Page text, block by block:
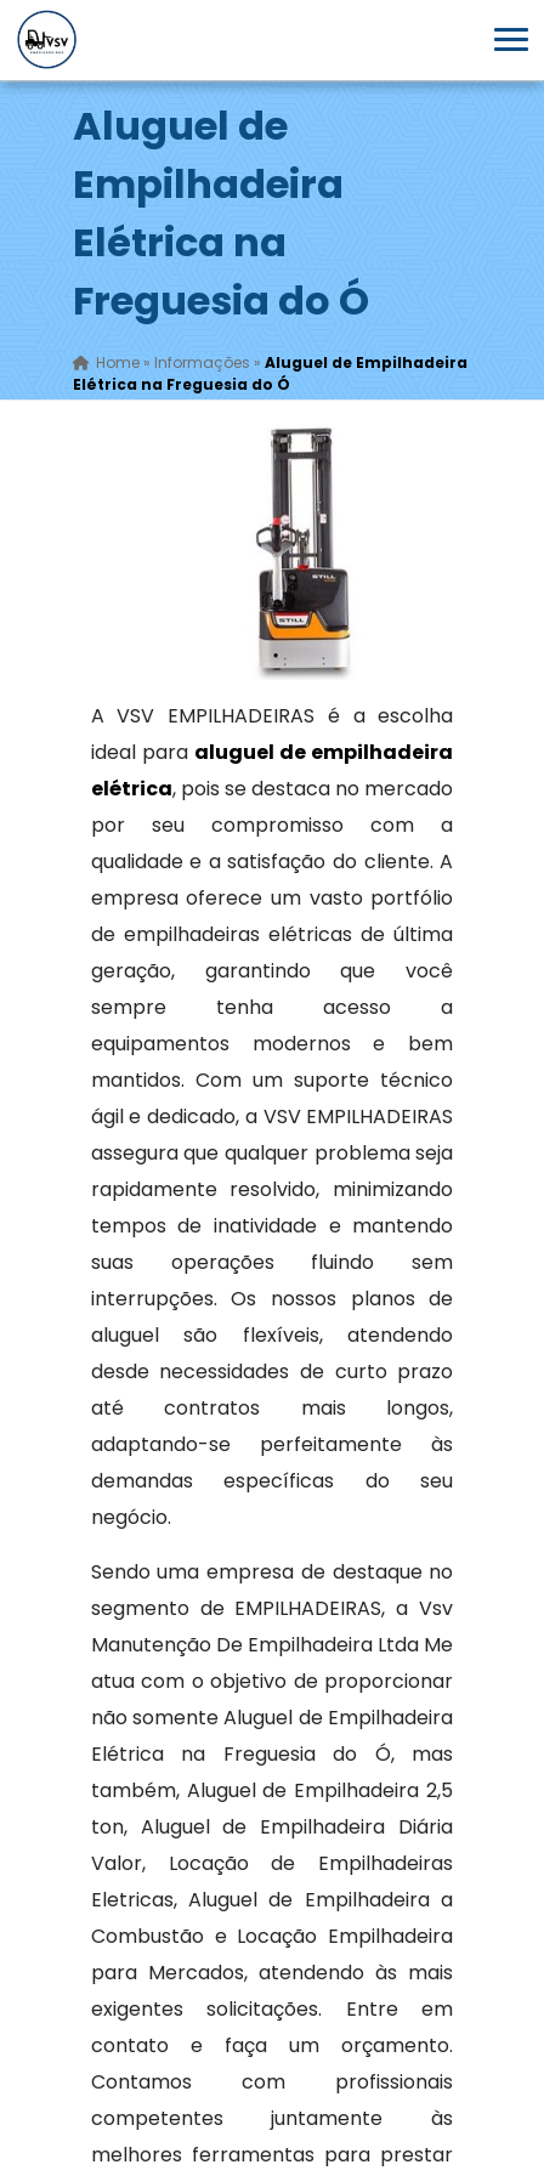
Aluguel de
Empilhadeira
Elétrica na
Freguesia do Ó
Home» Informações » Aluguel de Empilhadeira
Elétrica na Freguesia do Ó
A VSV EMPILHADEIRAS é a escolha
ideal para aluguel de empilhadeira
elétrica, pois se destaca no mercado
por seu compromisso com a
qualidade e a satisfação do cliente. A
empresa oferece um vasto portfólio
de empilhadeiras elétricas de última
geração, garantindo que você
sempre tenha acesso a
equipamentos modernos e bem
mantidos. Com um suporte técnico
ágil e dedicado, a VSV EMPILHADEIRAS
assegura que qualquer problema seja
rapidamente resolvido, minimizando
tempos de inatividade e mantendo
suas operações fluindo sem
interrupções. Os nossos planos de
aluguel são flexíveis, atendendo
desde necessidades de curto prazo
até contratos mais longos,
adaptando-se perfeitamente às
demandas específicas do seu
negócio.
Sendo uma empresa de destaque no
segmento de EMPILHADEIRAS, a Vsv
Manutenção De Empilhadeira Ltda Me
atua com o objetivo de proporcionar
não somente Aluguel de Empilhadeira
Elétrica na Freguesia do Ó, mas
também, Aluguel de Empilhadeira 2,5
ton, Aluguel de Empilhadeira Diária
Valor, Locação de Empilhadeiras
Eletricas, Aluguel de Empilhadeira a
Combustão e Locação Empilhadeira
para Mercados, atendendo às mais
exigentes solicitações. Entre em
contato e faça um orçamento.
Contamos com profissionais
competentes juntamente às
melhores ferramentas para prestar